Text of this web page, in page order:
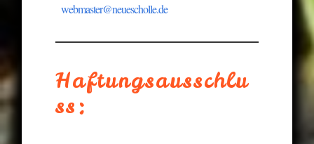
webmaster@neuescholle.de
Haftungsausschlu
Ss: